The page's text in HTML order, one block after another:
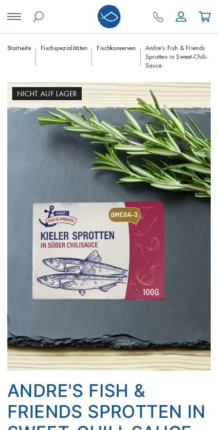
SkipStartseite Fischspezialitäten Fischkonserven
Andre's Fish & Friends
Sprotten in Sweet-Chili-
Sauce
NICHT AUF LAGER
ANDRE'S FISH &
FRIENDS SPROTTEN IN